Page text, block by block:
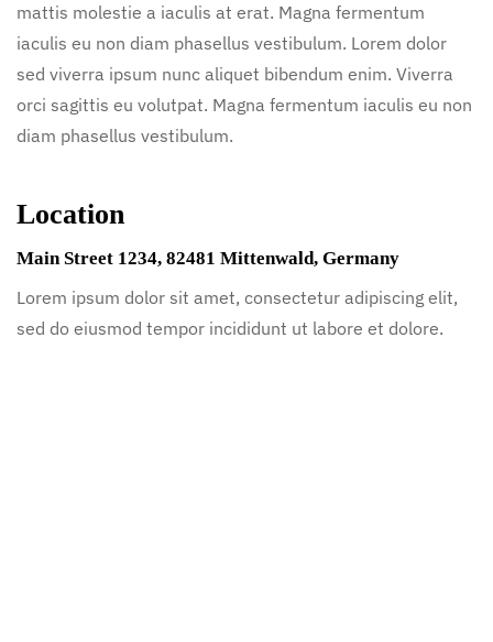
mattis molestie a iaculis at erat. Magna fermentum
iaculis eu non diam phasellus vestibulum. Lorem dolor
sed viverra ipsum nunc aliquet bibendum enim. Viverra
orci sagittis eu volutpat. Magna fermentum iaculis eu non
diam phasellus vestibulum.
Location
Main Street 1234, 82481 Mittenwald, Germany
Lorem ipsum dolor sit amet, consectetur adipiscing elit,
sed do eiusmod tempor incididunt ut labore et dolore.